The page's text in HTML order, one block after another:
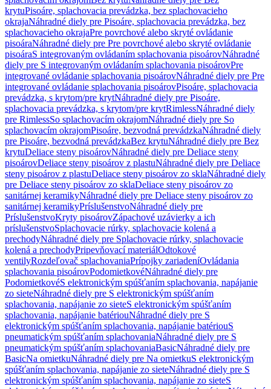
krytuPisoáre, splachovacia prevádzka, bez splachovacieho
okrajaNáhradné diely pre Pisoáre, splachovacia prevádzka, bez
splachovacieho okrajaPre povrchové alebo skryté ovládanie
pisoáraNáhradné diely pre Pre povrchové alebo skryté ovládanie
pisoáraS integrovaným ovládaním splachovania pisoárovNáhradné
diely pre S integrovaným ovládaním splachovania pisoárovPre
integrované ovládanie splachovania pisoárovNáhradné diely pre Pre
integrované ovládanie splachovania pisoárovPisoáre, splachovacia
prevádzka, s krytom/pre krytNáhradné diely pre Pisoáre,
splachovacia prevádzka, s krytom/pre krytRimlessNáhradné diely
pre RimlessSo splachovacím okrajomNáhradné diely pre So
splachovacím okrajomPisoáre, bezvodná prevádzkaNáhradné diely
pre Pisoáre, bezvodná prevádzkaBez krytuNáhradné diely pre Bez
krytuDeliace steny pisoárovNáhradné diely pre Deliace steny
pisoárovDeliace steny pisoárov z plastuNáhradné diely pre Deliace
steny pisoárov z plastuDeliace steny pisoárov zo sklaNáhradné diely
pre Deliace steny pisoárov zo sklaDeliace steny pisoárov zo
sanitárnej keramikyNáhradné diely pre Deliace steny pisoárov zo
sanitárnej keramikyPríslušenstvoNáhradné diely pre
PríslušenstvoKryty pisoárovZápachové uzávierky a ich
príslušenstvoSplachovacie rúrky, splachovacie kolená a
prechodyNáhradné diely pre Splachovacie rúrky, splachovacie
kolená a prechodyPripevňovací materiálOdtokové
ventilyRozdeľovač splachovaniaPrípojky zariadeníOvládania
splachovania pisoárovPodomietkovéNáhradné diely pre
PodomietkovéS elektronickým spúšťaním splachovania, napájanie
zo sieteNáhradné diely pre S elektronickým spúšťaním
splachovania, napájanie zo sieteS elektronickým spúšťaním
splachovania, napájanie batériouNáhradné diely pre S
elektronickým spúšťaním splachovania, napájanie batériouS
pneumatickým spúšťaním splachovaniaNáhradné diely pre S
pneumatickým spúšťaním splachovaniaBasicNáhradné diely pre
BasicNa omietkuNáhradné diely pre Na omietkuS elektronickým
spúšťaním splachovania, napájanie zo sieteNáhradné diely pre S
elektronickým spúšťaním splachovania, napájanie zo sieteS